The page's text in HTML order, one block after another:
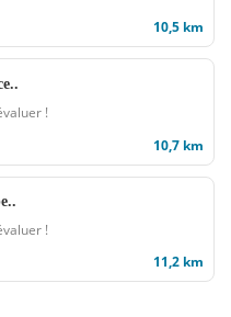
10,5 km
!
10,7 km
!
11,2 km